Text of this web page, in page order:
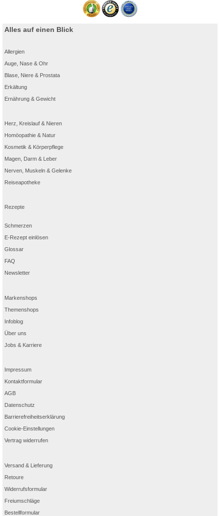
Alles auf einen Blick
Allergien
Auge, Nase & Ohr
Blase, Niere & Prostata
Erkältung
Ernährung & Gewicht
Herz, Kreislauf & Nieren
Homöopathie & Natur
Kosmetik & Körperpflege
Magen, Darm & Leber
Nerven, Muskeln & Gelenke
Reiseapotheke
Rezepte
Schmerzen
E-Rezept einlösen
Glossar
FAQ
Newsletter
Markenshops
Themenshops
Infoblog
Über uns
Jobs & Karriere
Impressum
Kontaktformular
AGB
Datenschutz
Barrierefreiheitserklärung
Cookie-Einstellungen
Vertrag widerrufen
Versand & Lieferung
Retoure
Widerrufsformular
Freiumschläge
Bestellformular